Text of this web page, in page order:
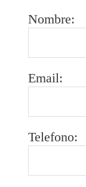
Nombre:
Email:
Telefono: